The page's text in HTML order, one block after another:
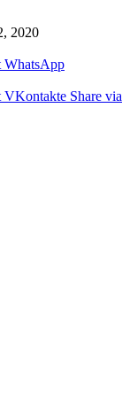
2020
WhatsApp
VKontakte Share via